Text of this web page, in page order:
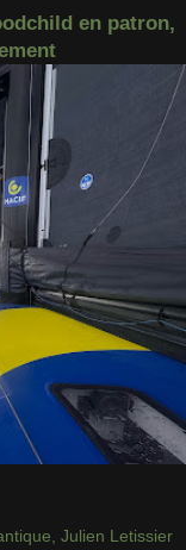
en patron,
Julien Letissier